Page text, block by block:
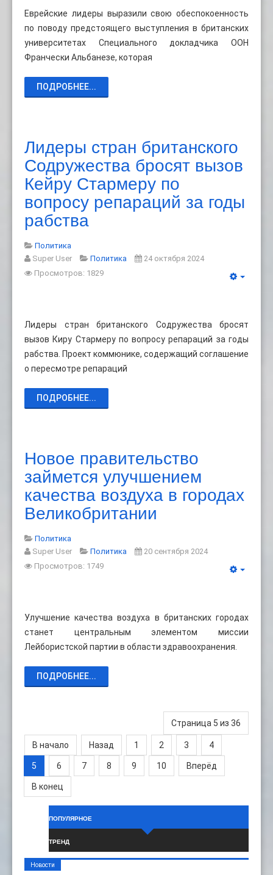
Еврейские лидеры выразили свою обеспокоенность
по поводу предстоящего выступления в британских
университетах Специального докладчика ООН
Франчески Альбанезе, которая
ПОДРОБНЕЕ...
Лидеры стран британского
Содружества бросят вызов
Кейру Стармеру по
вопросу репараций за годы
рабства
Политика
Super User
Политика
24 октября 2024
Просмотров: 1829
Лидеры стран британского Содружества бросят
вызов Киру Стармеру по вопросу репараций за годы
рабства. Проект коммюнике, содержащий соглашение
о пересмотре репараций
ПОДРОБНЕЕ...
Новое правительство
займется улучшением
качества воздуха в городах
Великобритании
Политика
Super User
Политика
20 сентября 2024
Просмотров: 1749
Улучшение качества воздуха в британских городах
станет центральным элементом миссии
Лейбористской партии в области здравоохранения.
ПОДРОБНЕЕ...
Страница 5 из 36
В начало Назад 1 2 3 4
5 6 7 8 9 10 Вперёд
В конец
ПОПУЛЯРНОЕ
ТРЕНД
Новости